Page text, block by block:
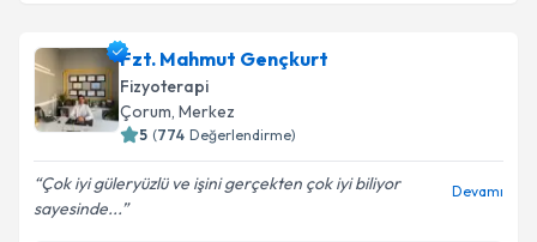
Takvim Talebini Gönder
Fzt. Göknur Mırıkiçin randevu takvimi talebi
oluşturun. Size bu uzmandan randevu almanız için bir
takvim hazırlandığında e-posta ile bilgilendireceğiz.
Fzt. Mahmut Gençkurt
Fizyoterapi
Çorum, Merkez
5 (774 Değerlendirme)
Çok iyi güleryüzlü ve işini gerçekten çok iyi biliyor
sayesinde...
Devamı